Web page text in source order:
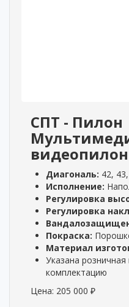
СПТ - Пилон
видеопилон
Диагональ: 42,
Исполнение:
Регулировка
Регулировка
Покраска:
Материал
Указана
комплектацию
Цена: 205 000 ₽